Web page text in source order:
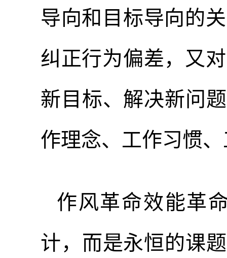
导向和目标导向的
纠正行为偏差，又
新目标、解决新问
作理念、工作习惯
作风革命效能革
计，而是永恒的课